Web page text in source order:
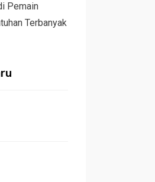
Pemain
Terbanyak